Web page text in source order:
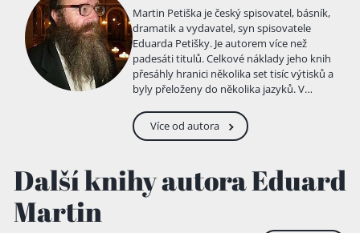
Martin Petiška je český spisovatel, básník,
dramatik a vydavatel, syn spisovatele
Eduarda Petišky. Je autorem více než
padesáti titulů. Celkové náklady jeho knih
přesáhly hranici několika set tisíc výtisků a
byly přeloženy do několika jazyků. V
audioknihy a elektronicky v edici
vybraných spisů Martina Petišky, z nichž
Google books. Základní a střední školu
vychodil v Brandýse nad Labem, kde také
Více od autora
Další knihy autora Eduard
Martin